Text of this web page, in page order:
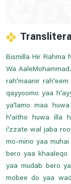
Bismilla Hir Rahma
Wa
rah'maanir
qayyoomo yaa
ya'lamo maa
h'aitho huwa illa
i'zzate wal jaba
mo-mino yaa
bero yaa
yaa mudab bero
mobee do yaa